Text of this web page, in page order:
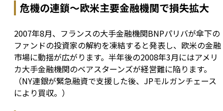
危機の連鎖〜欧米主要金融機関で損失拡大
2007年8月、フランスの大手金融機関BNPパリバが傘下の
ファンドの投資家の解約を凍結すると発表し、欧米の金融
市場に動揺が広がります。半年後の2008年3月にはアメリ
カ大手金融機関のベアスターンズが経営難に陥ります。
（NY連銀が緊急融資で支援した後、JPモルガンチェース
により買収。）